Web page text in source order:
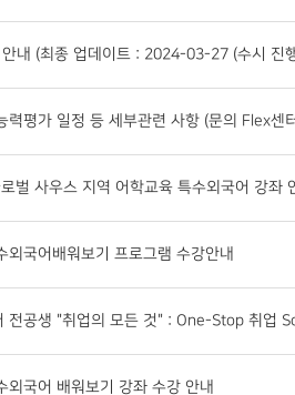
내 (최종 업데이트 : 2024-03-27 (수시 진
력평가 일정 등 세부관련 사항 (문의 Flex
벌 사우스 지역 어학교육 특수외국어 강좌
외국어배워보기 프로그램 수강안내
전공생 "취업의 모든 것" : One-Stop 취업
외국어 배워보기 강좌 수강 안내